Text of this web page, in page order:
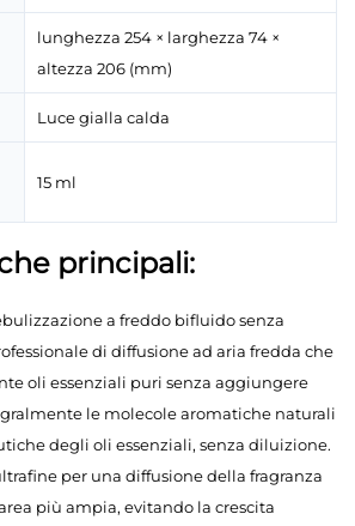
lunghezza 254 × larghezza 74 ×
altezza 206 (mm)
Luce gialla calda
15 ml
principali:
a freddo bifluido senza
di diffusione ad aria fredda che
oli essenziali puri senza aggiungere
le molecole aromatiche naturali
degli oli essenziali, senza diluizione.
per una diffusione della fragranza
più ampia, evitando la crescita